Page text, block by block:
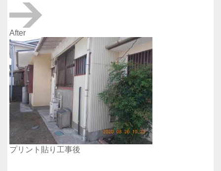
After
プリント貼り工事後